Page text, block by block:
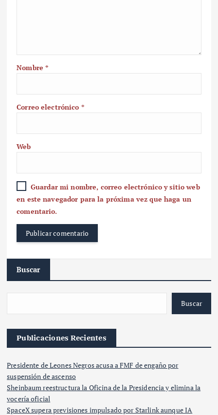
Nombre*
Correo electrónico *
Web
Guardar mi nombre, correo electrónico y sitio web
en este navegador para la próxima vez que haga un
comentario.
Buscar
Buscar
Publicaciones Recientes
Presidente de Leones Negros acusa a FMF de engaño por
suspensión de ascenso
Sheinbaum reestructura la Oficina de la Presidencia y elimina la
vocería oficial
SpaceX supera previsiones impulsado por Starlink aunque IA